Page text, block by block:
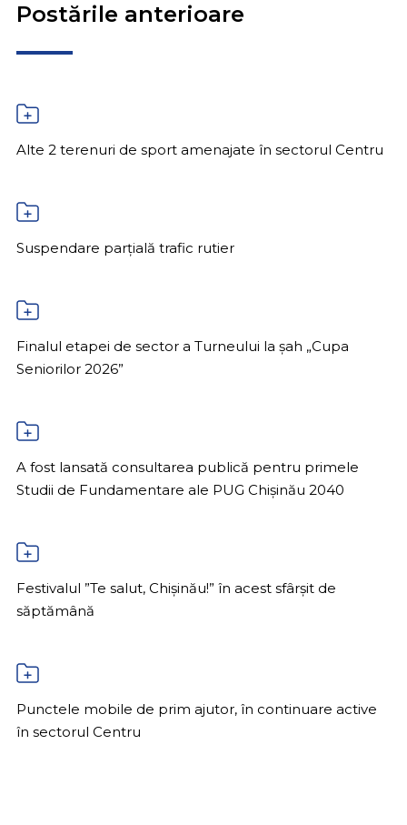
Postările anterioare
Alte 2 terenuri de sport amenajate în sectorul Centru
Suspendare parțială trafic rutier
Finalul etapei de sector a Turneului la șah „Cupa
Seniorilor 2026”
A fost lansată consultarea publică pentru primele
Studii de Fundamentare ale PUG Chișinău 2040
Festivalul ”Te salut, Chișinău!” în acest sfârșit de
săptămână
Punctele mobile de prim ajutor, în continuare active
în sectorul Centru